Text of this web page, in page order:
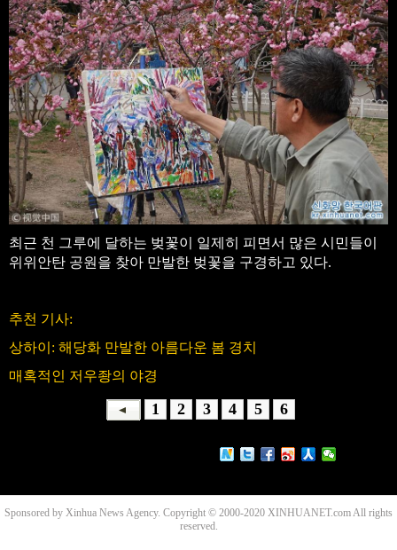
최근 천 그루에 달하는 벚꽃이 일제히 피면서 많은 시민들이
위위안탄 공원을 찾아 만발한 벚꽃을 구경하고 있다.
추천 기사:
상하이: 해당화 만발한 아름다운 봄 경치
매혹적인 저우좡의 야경
1 2 3 4 5 6